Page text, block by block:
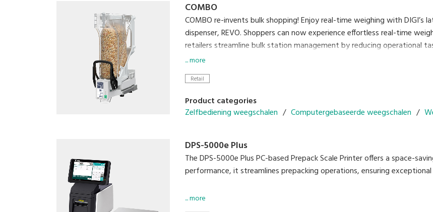
COMBO
COMBO re-invents bulk shopping! Enjoy real-time weighing with
dispenser, REVO. Shoppers can now experience effortless real-time
retailers streamline bulk station management by reducing operational
... more
Retail
Product categories
Zelfbediening weegschalen
Computergebaseerde weegschalen
DPS-5000e Plus
The DPS-5000e Plus PC-based Prepack Scale Printer offers a space-
performance, it streamlines prepacking operations, ensuring
• Enhance efficiency with the Auto Linerless Dispenser Kit, streamlining
• Accommodate a wide range of packing needs
... more